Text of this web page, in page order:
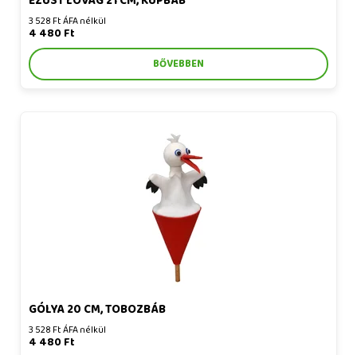
3 528 Ft ÁFA nélkül
4 480 Ft
BŐVEBBEN
GÓLYA 20 CM, TOBOZBÁB
3 528 Ft ÁFA nélkül
4 480 Ft